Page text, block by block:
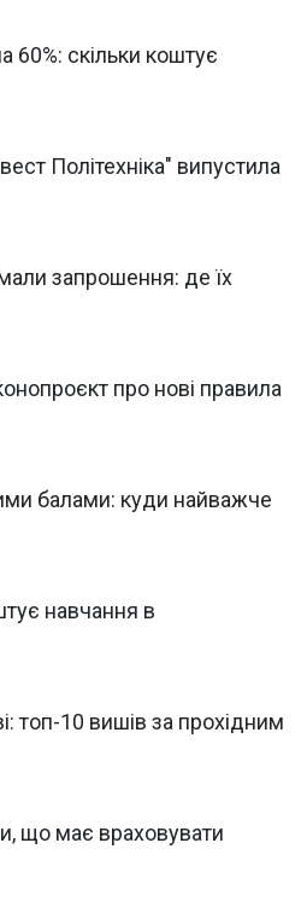
60%: скільки коштує
Політехніка" випустила
запрошення: де їх
про нові правила
балами: куди найважче
навчання в
топ-10 вишів за прохідним
що має враховувати